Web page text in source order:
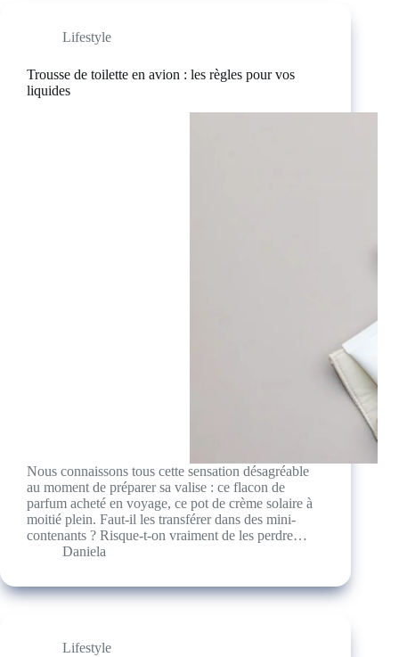
Lifestyle
Trousse de toilette en avion : les règles pour vos
liquides
Nous connaissons tous cette sensation désagréable
au moment de préparer sa valise : ce flacon de
parfum acheté en voyage, ce pot de crème solaire à
moitié plein. Faut-il les transférer dans des mini-
contenants ? Risque-t-on vraiment de les perdre…
Daniela
Lifestyle